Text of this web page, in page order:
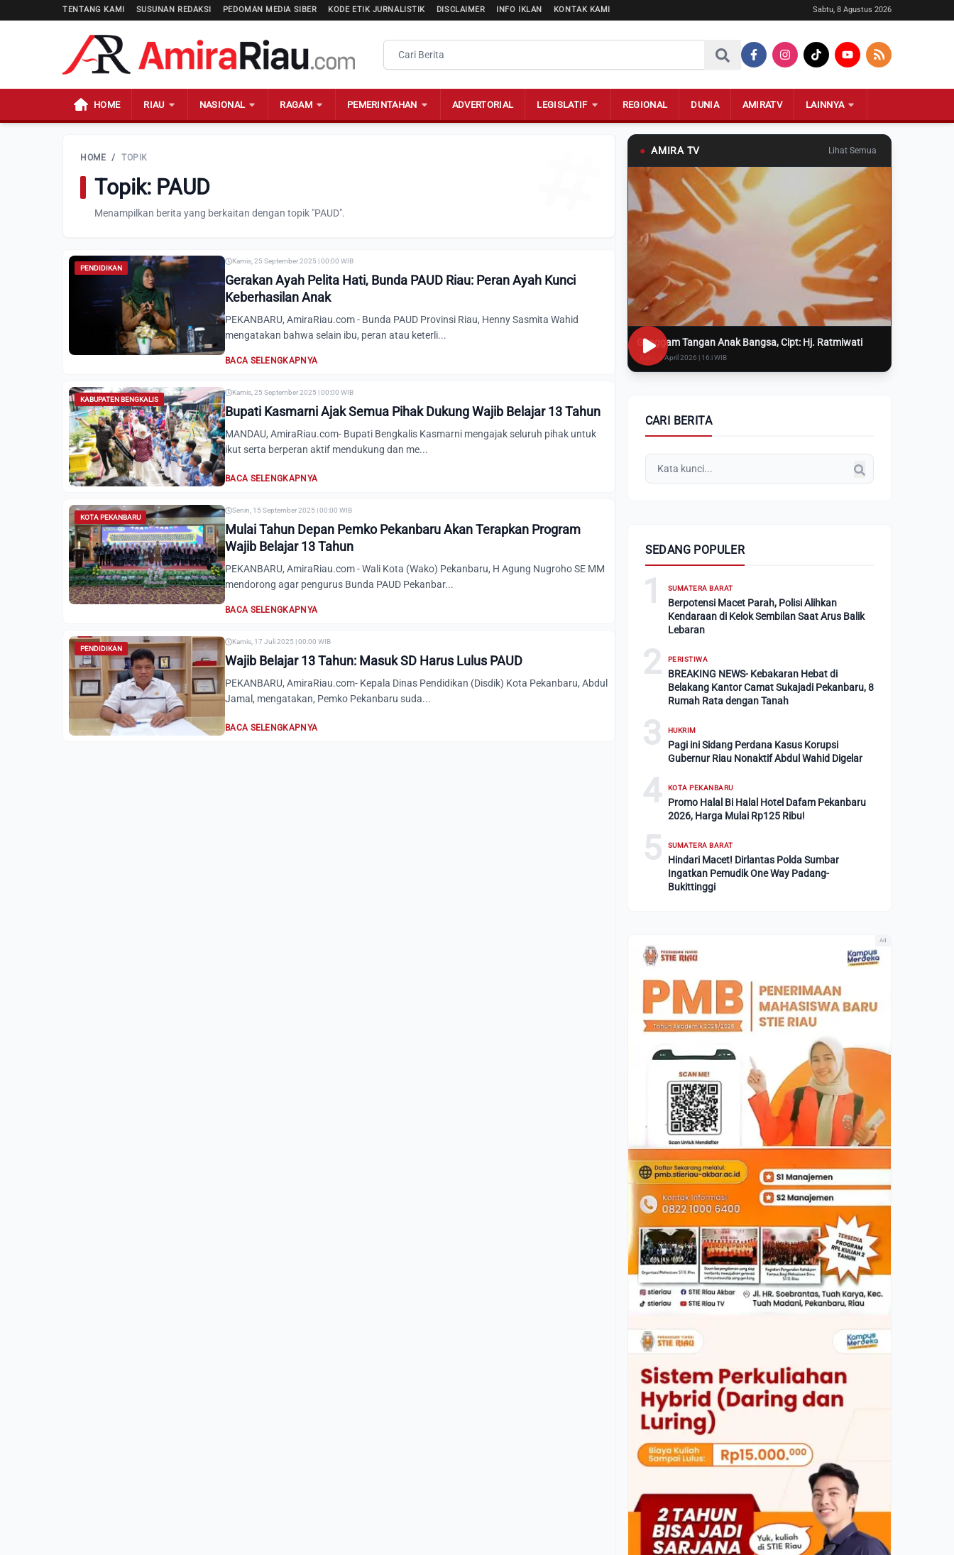
TENTANG KAMI SUSUNAN REDAKSI PEDOMAN MEDIA SIBER KODE ETIK JURNALISTIK DISCLAIMER INFO IKLAN KONTAK KAMI Sabtu, 8 Agustus 2026
HOME RIAU NASIONAL RAGAM PEMERINTAHAN ADVERTORIAL LEGISLATIF REGIONAL DUNIA AMIRATV LAINNYA
HOME / TOPIK
Topik: PAUD
Menampilkan berita yang berkaitan dengan topik "PAUD".
PENDIDIKAN
Kamis, 25 September 2025 | 00:00 WIB
Gerakan Ayah Pelita Hati, Bunda PAUD Riau: Peran Ayah Kunci
Keberhasilan Anak
PEKANBARU, AmiraRiau.com - Bunda PAUD Provinsi Riau, Henny Sasmita Wahid
mengatakan bahwa selain ibu, peran atau keterli...
BACA SELENGKAPNYA
KABUPATEN BENGKALIS
Kamis, 25 September 2025 | 00:00 WIB
Bupati Kasmarni Ajak Semua Pihak Dukung Wajib Belajar 13 Tahun
MANDAU, AmiraRiau.com- Bupati Bengkalis Kasmarni mengajak seluruh pihak untuk
ikut serta berperan aktif mendukung dan me...
BACA SELENGKAPNYA
KOTA PEKANBARU
Senin, 15 September 2025 | 00:00 WIB
Mulai Tahun Depan Pemko Pekanbaru Akan Terapkan Program
Wajib Belajar 13 Tahun
PEKANBARU, AmiraRiau.com - Wali Kota (Wako) Pekanbaru, H Agung Nugroho SE MM
mendorong agar pengurus Bunda PAUD Pekanbar...
BACA SELENGKAPNYA
PENDIDIKAN
Kamis, 17 Juli 2025 | 00:00 WIB
Wajib Belajar 13 Tahun: Masuk SD Harus Lulus PAUD
PEKANBARU, AmiraRiau.com- Kepala Dinas Pendidikan (Disdik) Kota Pekanbaru, Abdul
Jamal, mengatakan, Pemko Pekanbaru suda...
BACA SELENGKAPNYA
● AMIRA TV Lihat Semua
Genggam Tangan Anak Bangsa, Cipt: Hj. Ratmiwati
Rabu, 8 April 2026 | 16:i WIB
CARI BERITA
SEDANG POPULER
1 SUMATERA BARAT
Berpotensi Macet Parah, Polisi Alihkan
Kendaraan di Kelok Sembilan Saat Arus Balik
Lebaran
2 PERISTIWA
BREAKING NEWS- Kebakaran Hebat di
Belakang Kantor Camat Sukajadi Pekanbaru, 8
Rumah Rata dengan Tanah
3 HUKRIM
Pagi ini Sidang Perdana Kasus Korupsi
Gubernur Riau Nonaktif Abdul Wahid Digelar
4 KOTA PEKANBARU
Promo Halal Bi Halal Hotel Dafam Pekanbaru
2026, Harga Mulai Rp125 Ribu!
5 SUMATERA BARAT
Hindari Macet! Dirlantas Polda Sumbar
Ingatkan Pemudik One Way Padang-
Bukittinggi
Ad